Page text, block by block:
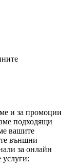
и за промоции
подходящи
вашите
външни
за онлайн
услуги: